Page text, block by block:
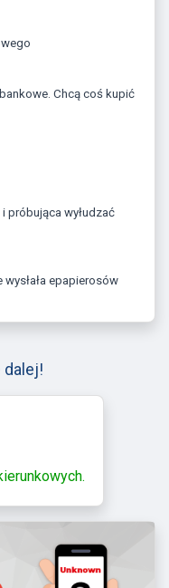
wysłała epapierosów